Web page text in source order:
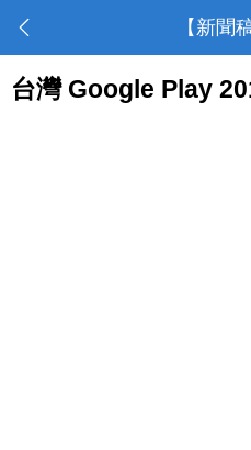
【新聞
台灣 Google Play